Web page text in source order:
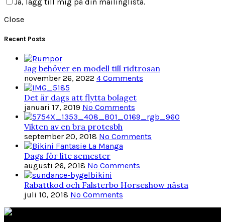
Close
Recent Posts
Jag behöver en modell till ridtrosan
november 26, 2022 4 Comments
Det är dags att flytta bolaget
januari 17, 2019 No Comments
Vikten av en bra protesbh
september 20, 2018 No Comments
Dags för lite semester
augusti 26, 2018 No Comments
Rabattkod och Falsterbo Horseshow nästa
juli 10, 2018 No Comments